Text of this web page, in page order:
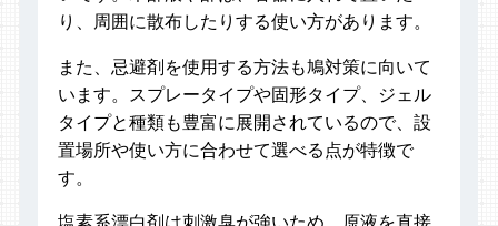
り、周囲に散布したりする使い方があります。
また、忌避剤を使用する方法も鳩対策に向いて
います。スプレータイプや固形タイプ、ジェル
タイプと種類も豊富に展開されているので、設
置場所や使い方に合わせて選べる点が特徴で
す。